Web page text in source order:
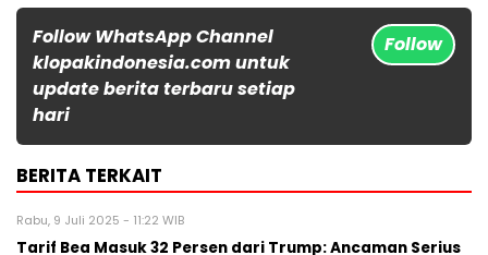
Follow WhatsApp Channel
klopakindonesia.com untuk
update berita terbaru setiap
hari
Follow
BERITA TERKAIT
Rabu, 9 Juli 2025 - 11:22 WIB
Tarif Bea Masuk 32 Persen dari Trump: Ancaman Serius